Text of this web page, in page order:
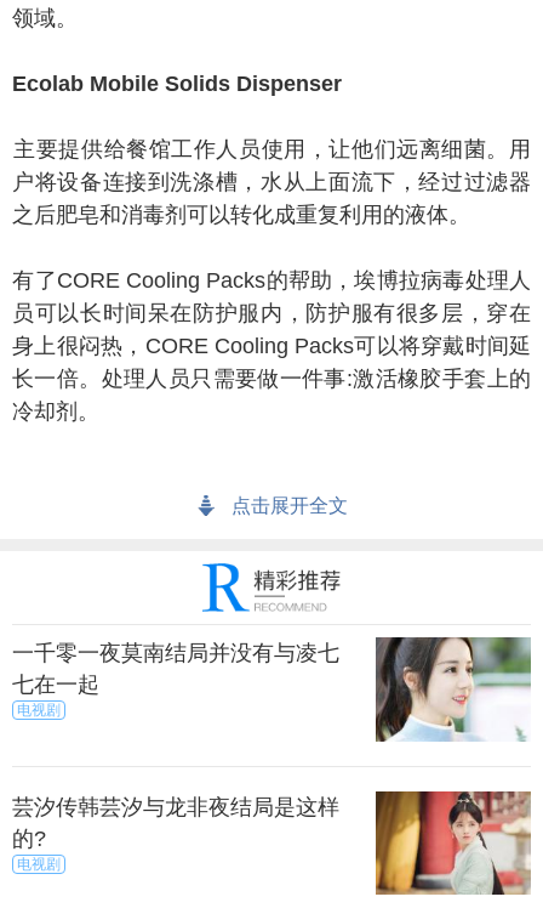
领域。
Mobile Solids Dispenser
提供给餐馆工作人员使用，让他们远离细菌。用
户将设备连接到洗涤槽，水从上面流下，经过过滤器
之后肥皂和消毒剂可以转化成重复利用的液体。
CORE Cooling Packs的帮助，埃博拉病毒处理人
员可以长时间呆在防护服内，防护服有很多层，穿在
身上很闷热，CORE Cooling Packs可以将穿戴时间延
长一倍。处理人员只需要做一件事:激活橡胶手套上的
冷却剂。
不一样，它能够适应身体的各个部位，比如手臂、腿
是一款胎儿心跳监视器，可以记录胎儿的心跳。
Moyo的设计力求直观，不论在世界的哪一个地方，当
胎儿的生命遇到危险时，我们都可以第一时间知道。
下一页
点击展开全文
一千零一夜莫南结局并没有与凌七
七在一起
电视剧
芸汐传韩芸汐与龙非夜结局是这样
的?
电视剧